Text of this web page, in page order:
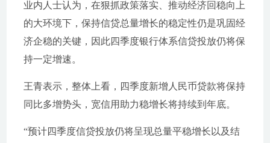
业内人士认为，在狠抓政策落实、推动经济回稳向上
的大环境下，保持信贷总量增长的稳定性仍是巩固经
济企稳的关键，因此四季度银行体系信贷投放仍将保
持一定增速。
王青表示，整体上看，四季度新增人民币贷款将保持
同比多增势头，宽信用助力稳增长将持续到年底。
“预计四季度信贷投放仍将呈现总量平稳增长以及结